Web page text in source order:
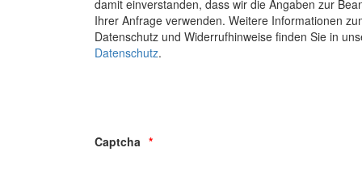
damit einverstanden, dass wir die Angaben zur
Ihrer Anfrage verwenden. Weitere Informationen
Datenschutz und Widerrufhinweise finden Sie in
Datenschutz.
Captcha